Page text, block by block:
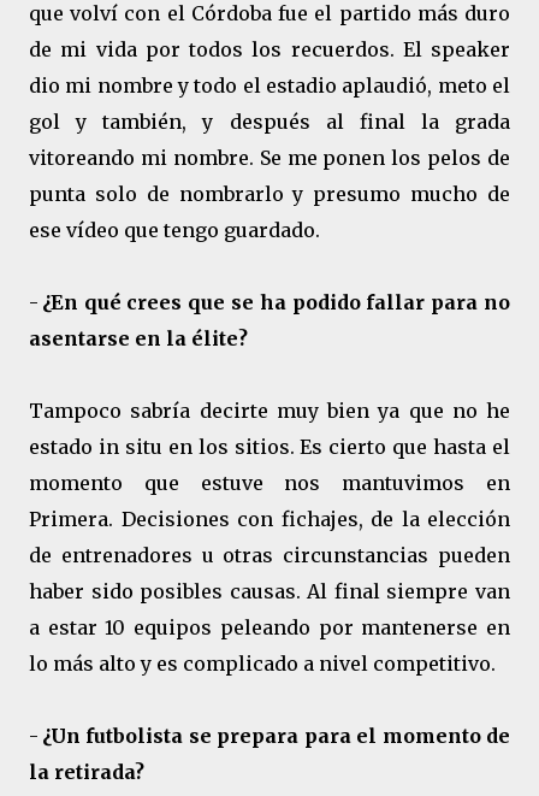
que volví con el Córdoba fue el partido más duro
de mi vida por todos los recuerdos. El speaker
dio mi nombre y todo el estadio aplaudió, meto el
gol y también, y después al final la grada
vitoreando mi nombre. Se me ponen los pelos de
punta solo de nombrarlo y presumo mucho de
ese vídeo que tengo guardado.
- ¿En qué crees que se ha podido fallar para no
asentarse en la élite?
Tampoco sabría decirte muy bien ya que no he
estado in situ en los sitios. Es cierto que hasta el
momento que estuve nos mantuvimos en
Primera. Decisiones con fichajes, de la elección
de entrenadores u otras circunstancias pueden
haber sido posibles causas. Al final siempre van
a estar 10 equipos peleando por mantenerse en
lo más alto y es complicado a nivel competitivo.
- ¿Un futbolista se prepara para el momento de
la retirada?